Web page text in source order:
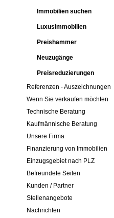
Immobilien suchen
Luxusimmobilien
Preishammer
Neuzugänge
Preisreduzierungen
Referenzen - Auszeichnungen
Wenn Sie verkaufen möchten
Technische Beratung
Kaufmännische Beratung
Unsere Firma
Finanzierung von Immobilien
Einzugsgebiet nach PLZ
Befreundete Seiten
Kunden / Partner
Stellenangebote
Nachrichten